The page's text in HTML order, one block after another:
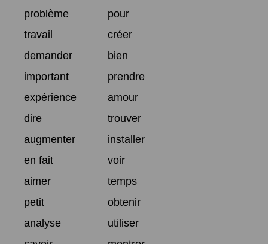
problème
pour
travail
créer
demander
bien
important
prendre
expérience
amour
dire
trouver
augmenter
installer
en fait
voir
aimer
temps
petit
obtenir
analyse
utiliser